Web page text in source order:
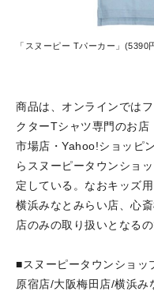
「スヌーピー Tパーカー」(5390
商品は、オンラインでは
クターTシャツ専門のお
市場店・Yahoo!ショッピ
らスヌーピータウンショ
定している。なおキッズ
横浜みなとみらい店、心
店のみの取り扱いとなるの
■スヌーピータウンショッ
原宿店/大阪梅田店/横浜